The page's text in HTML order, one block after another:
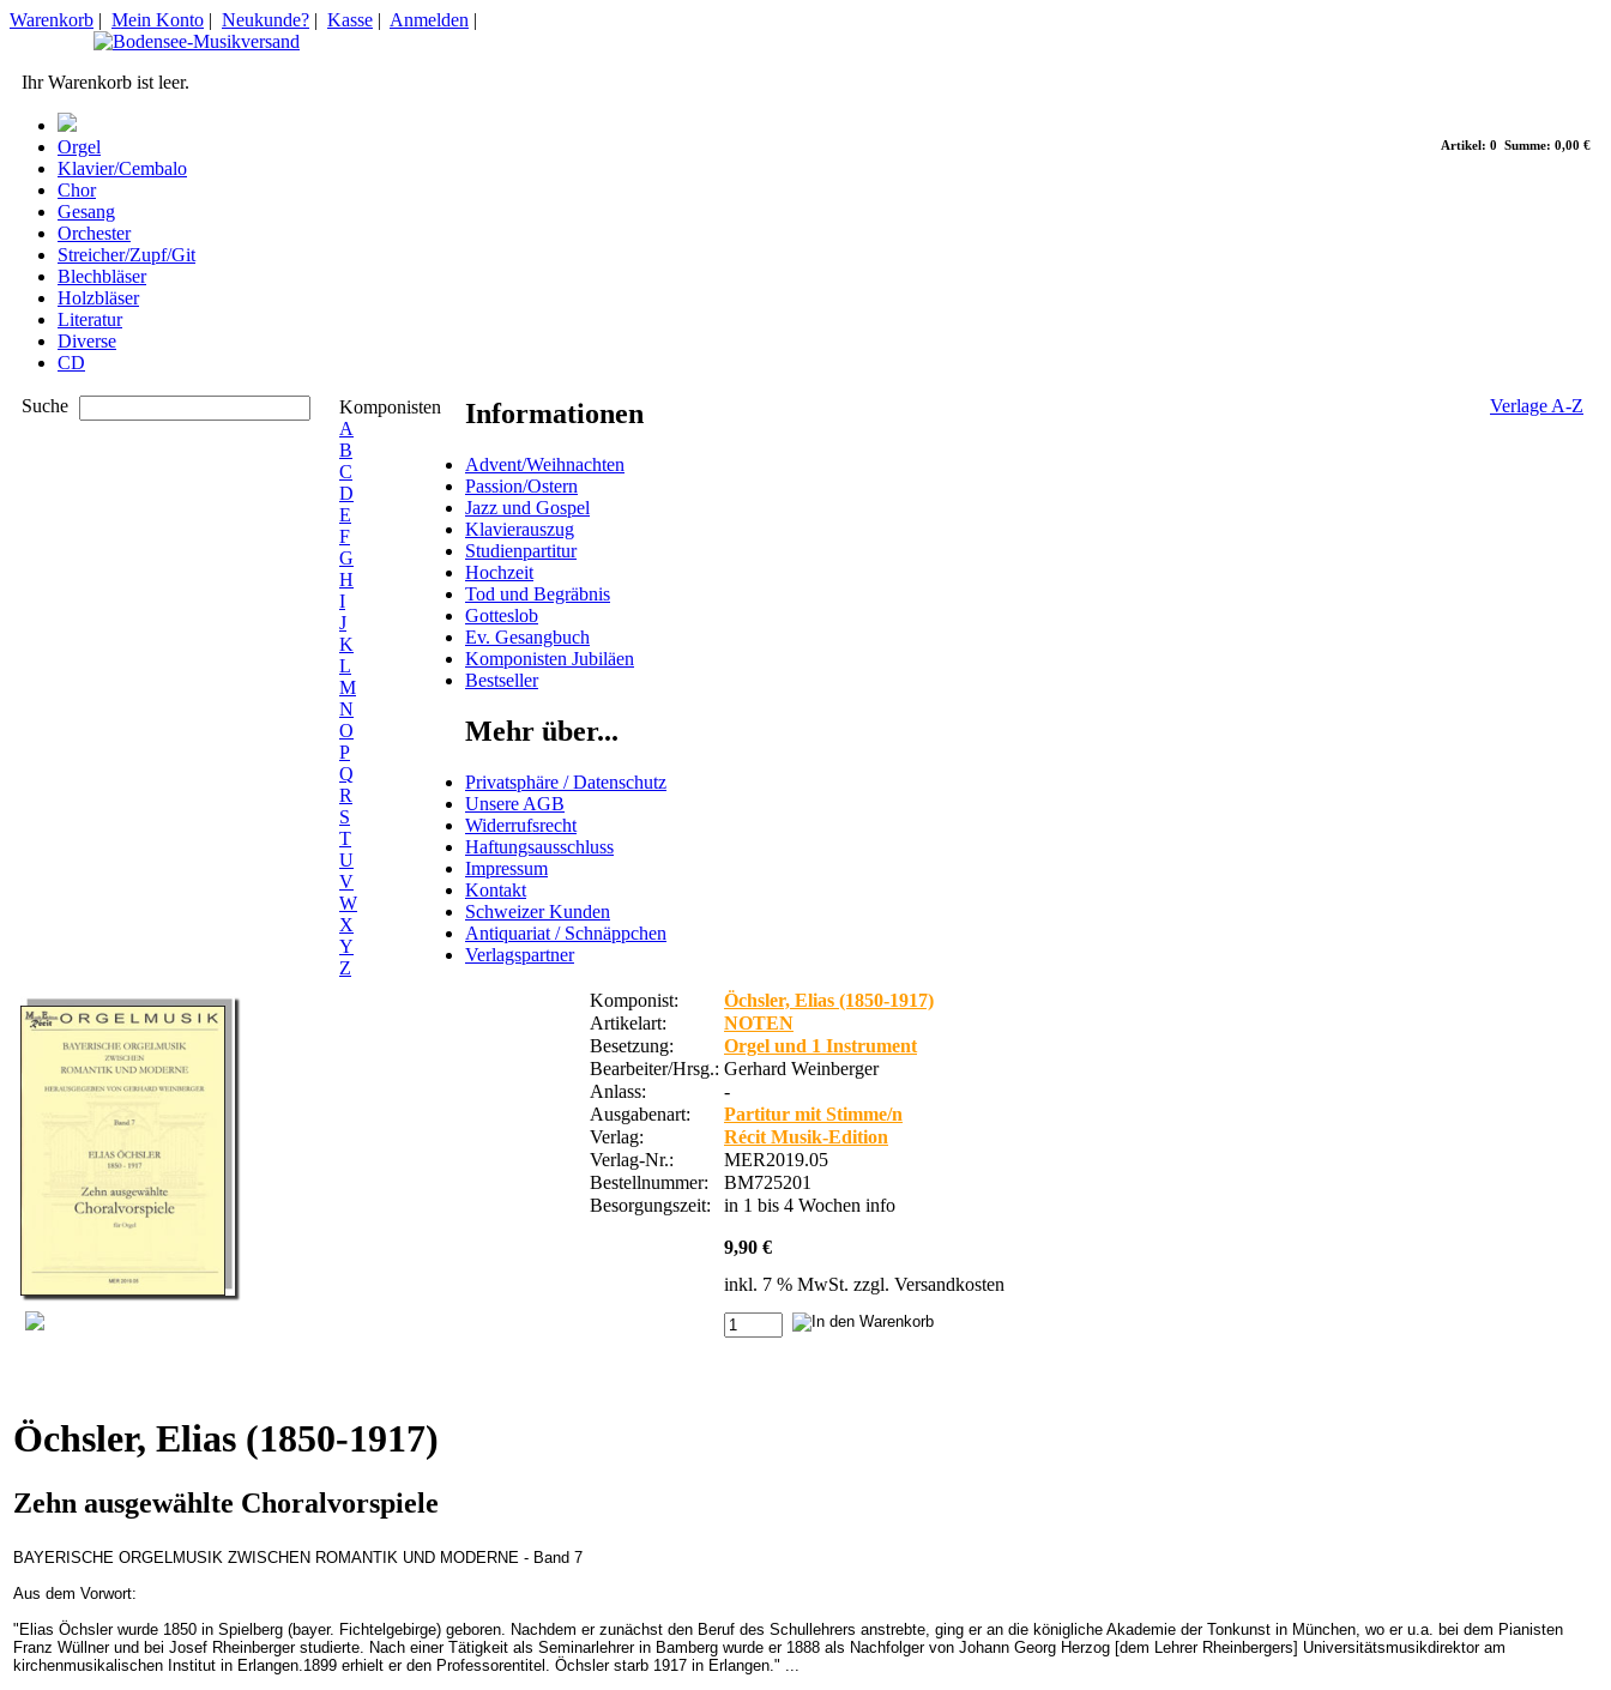
Artikel: 0 Summe: 0,00 €
Warenkorb | Mein Konto | Neukunde? | Kasse | Anmelden |
Ihr Warenkorb ist leer.
Orgel
Klavier/Cembalo
Chor
Gesang
Orchester
Streicher/Zupf/Git
Blechbläser
Holzbläser
Literatur
Diverse
CD
Suche
Komponisten
A
B
C
D
E
F
G
H
I
J
K
L
M
N
O
P
Q
R
S
T
U
V
W
X
Y
Z
Verlage A-Z
Informationen
Advent/Weihnachten
Passion/Ostern
Jazz und Gospel
Klavierauszug
Studienpartitur
Hochzeit
Tod und Begräbnis
Gotteslob
Ev. Gesangbuch
Komponisten Jubiläen
Bestseller
Mehr über...
Privatsphäre / Datenschutz
Unsere AGB
Widerrufsrecht
Haftungsausschluss
Impressum
Kontakt
Schweizer Kunden
Antiquariat / Schnäppchen
Verlagspartner
Komponist:
Öchsler, Elias (1850-1917)
Artikelart:
NOTEN
Besetzung:
Orgel und 1 Instrument
Bearbeiter/Hrsg.: Gerhard Weinberger
Anlass:
-
Ausgabenart:
Partitur mit Stimme/n
Verlag:
Récit Musik-Edition
Verlag-Nr.:
MER2019.05
Bestellnummer:
BM725201
Besorgungszeit:
in 1 bis 4 Wochen info
9,90 €
inkl. 7 % MwSt. zzgl. Versandkosten
Öchsler, Elias (1850-1917)
Zehn ausgewählte Choralvorspiele
BAYERISCHE ORGELMUSIK ZWISCHEN ROMANTIK UND MODERNE - Band 7
Aus dem Vorwort:
"Elias Öchsler wurde 1850 in Spielberg (bayer. Fichtelgebirge) geboren. Nachdem er zunächst den Beruf des Schullehrers anstrebte, ging er an die königliche Akademie der Tonkunst in München, wo er u.a. bei dem Pianisten
Franz Wüllner und bei Josef Rheinberger studierte. Nach einer Tätigkeit als Seminarlehrer in Bamberg wurde er 1888 als Nachfolger von Johann Georg Herzog [dem Lehrer Rheinbergers] Universitätsmusikdirektor am
kirchenmusikalischen Institut in Erlangen.1899 erhielt er den Professorentitel. Öchsler starb 1917 in Erlangen." ...